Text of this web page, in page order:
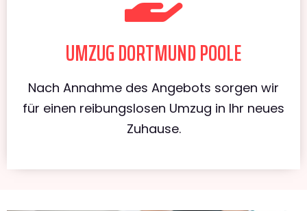
UMZUG DORTMUND POOLE
Nach Annahme des Angebots sorgen wir
für einen reibungslosen Umzug in Ihr neues
Zuhause.